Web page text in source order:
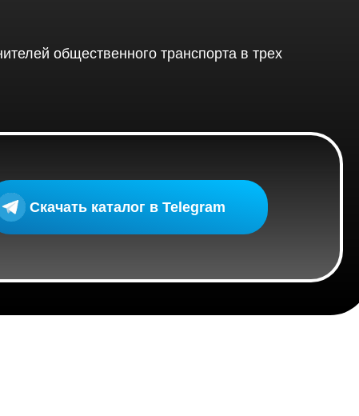
Скачать каталог в Telegram
общественного транспорта в трех